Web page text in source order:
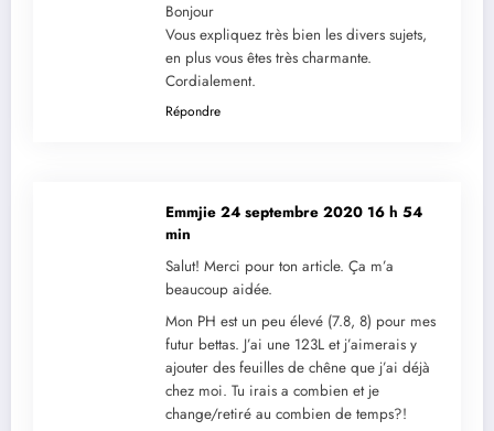
Bonjour
Vous expliquez très bien les divers sujets,
en plus vous êtes très charmante.
Cordialement.
Répondre
Emmjie 24 septembre 2020 16 h 54
min
Salut! Merci pour ton article. Ça m’a
beaucoup aidée.
Mon PH est un peu élevé (7.8, 8) pour mes
futur bettas. J’ai une 123L et j’aimerais y
ajouter des feuilles de chêne que j’ai déjà
chez moi. Tu irais a combien et je
change/retiré au combien de temps?!